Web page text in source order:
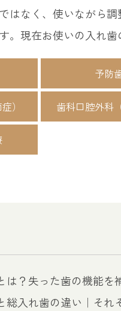
はなく、使いながら
。現在お使いの入れ
予防
） 歯科口腔外科
は？失った歯の機能を
総入れ歯の違い｜それ